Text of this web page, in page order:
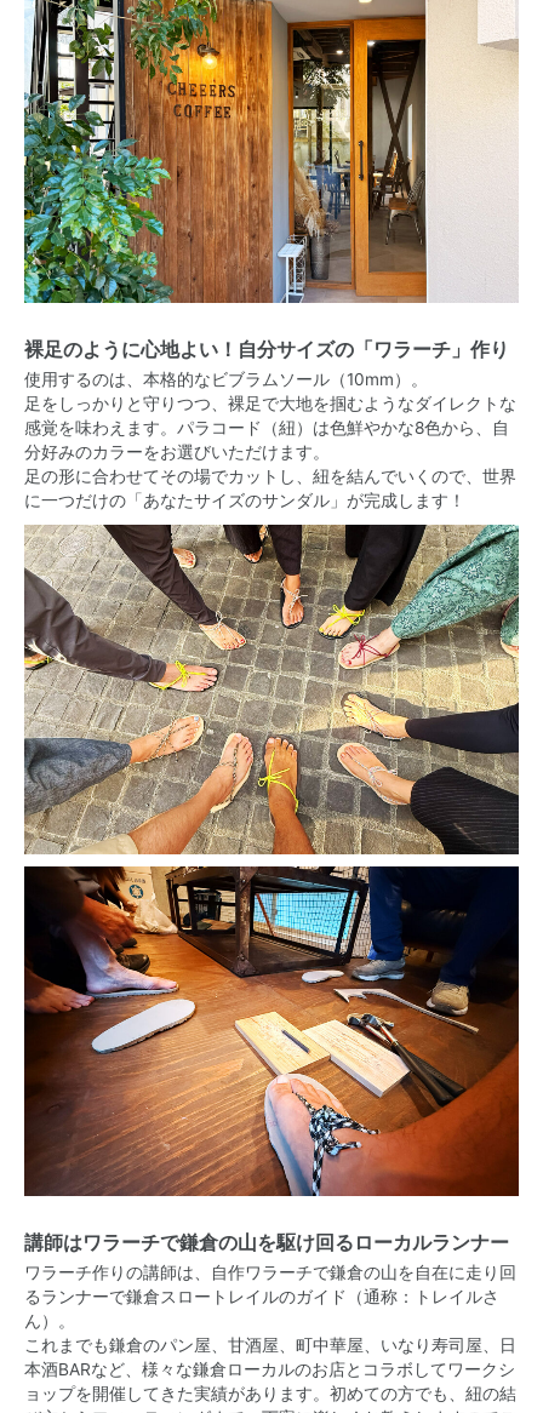
裸足のように心地よい！自分サイズの「ワラーチ」作り
使用するのは、本格的なビブラムソール（10mm）。
足をしっかりと守りつつ、裸足で大地を掴むようなダイレクトな
感覚を味わえます。パラコード（紐）は色鮮やかな8色から、自
分好みのカラーをお選びいただけます。
足の形に合わせてその場でカットし、紐を結んでいくので、世界
に一つだけの「あなたサイズのサンダル」が完成します！
講師はワラーチで鎌倉の山を駆け回るローカルランナー
ワラーチ作りの講師は、自作ワラーチで鎌倉の山を自在に走り回
るランナーで鎌倉スロートレイルのガイド（通称：トレイルさ
ん）。
これまでも鎌倉のパン屋、甘酒屋、町中華屋、いなり寿司屋、日
本酒BARなど、様々な鎌倉ローカルのお店とコラボしてワークシ
ョップを開催してきた実績があります。初めての方でも、紐の結